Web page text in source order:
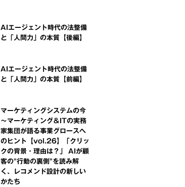
AIエージェント時代の法整備
と「人間力」の本質【後編】
AIエージェント時代の法整備
と「人間力」の本質【前編】
マーケティングシステムの今
～マーケティング＆ITの実務
家集団が語る事業グロースへ
のヒント【vol.26】「クリッ
クの背景・理由は？」 AIが顧
客の"行動の裏側"を読み解
く、レコメンド設計の新しい
かたち